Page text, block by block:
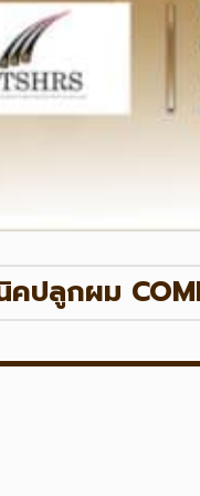
คปลูกผม